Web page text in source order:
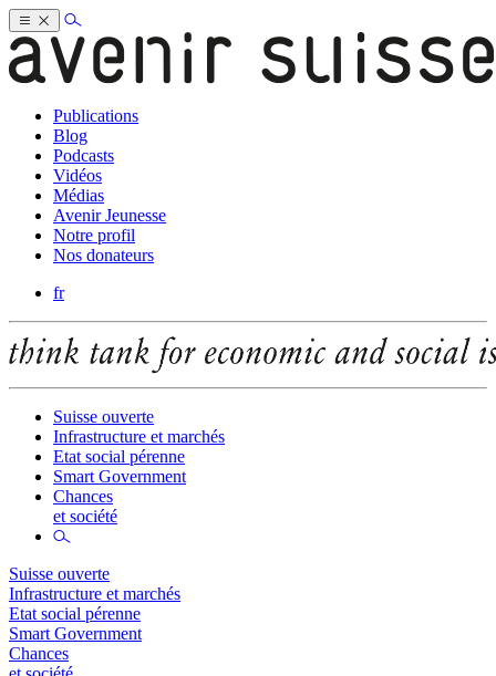
Publications
Blog
Podcasts
Vidéos
Médias
Avenir Jeunesse
Notre profil
Nos donateurs
fr
Suisse ouverte
Infrastructure et marchés
Etat social pérenne
Smart Government
Chances
et société
Suisse ouverte
Infrastructure et marchés
Etat social pérenne
Smart Government
Chances